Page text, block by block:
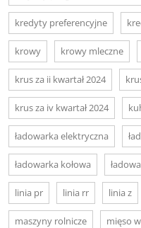
kredyty preferencyjne
krowy krowy mleczne
krus za ii kwartał 2024
krus za iv kwartał 2024
ładowarka elektryczna
ładowarka kołowa
linia pr linia rr linia z
maszyny rolnicze mięso